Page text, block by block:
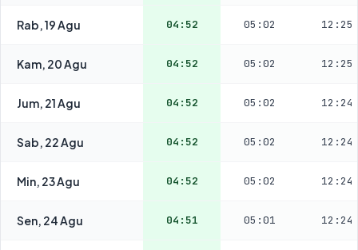
Rab, 19 Agu 04:52 05:02 12:25
Kam, 20 Agu 04:52 05:02 12:25
Jum, 21 Agu 04:52 05:02 12:24
Sab, 22 Agu 04:52 05:02 12:24
Min, 23 Agu 04:52 05:02 12:24
Sen, 24 Agu 04:51 05:01 12:24